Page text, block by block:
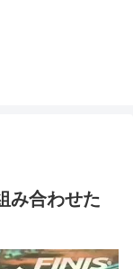
み合わせた